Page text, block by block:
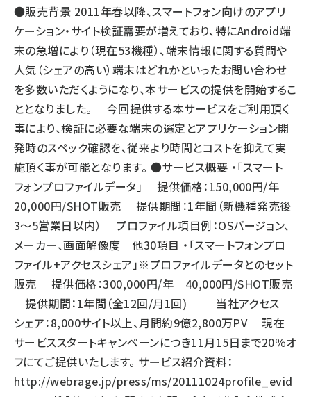
●販売背景 2011年春以降、スマートフォン向けのアプリ
ケーション・サイト検証需要が増えており、特にAndroid端
末の急増により（現在53機種）、端末情報に関する質問や
人気（シェアの高い）端末はどれかといったお問い合わせ
を多数いただくようになり、本サービスの提供を開始するこ
ととなりました。 今回提供する本サービスをご利用頂く
事により、検証に必要な端末の選定とアプリケーション開
発時のスペック確認を、従来より時間とコストを抑えて実
施頂く事が可能となります。 ●サービス概要 ・「スマート
フォンプロファイルデータ」 提供価格：150,000円/年
20,000円/SHOT販売 提供期間：1年間（新機種発売後
3～5営業日以内） プロファイル項目例：OSバージョン、
メーカー、画面解像度 他30項目 ・「スマートフォンプロ
ファイル+アクセスシェア」※プロファイルデータとのセット
販売 提供価格：300,000円/年 40,000円/SHOT販売
提供期間：1年間（全12回/月1回) 当社アクセス
シェア：8,000サイト以上、月間約9億2,800万PV 現在
サービススタートキャンペーンにつき11月15日まで20％オ
フにてご提供いたします。 サービス紹介資料：
http://webrage.jp/press/ms/20111024profile_evid